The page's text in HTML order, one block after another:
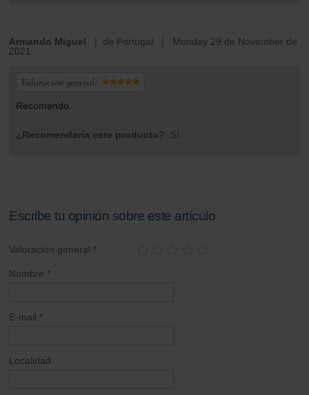
Armando Miguel | de Portugal | Monday 29 de November de
2021
Valoración general:
Recomendo.
¿Recomendaría este producto? Sí
Escribe tu opinión sobre este artículo
Valoración general *
Nombre *
E-mail *
Localidad